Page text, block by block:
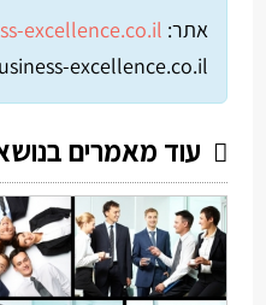
אתר: excellence.co.il
excellence.co.il
עוד מאמרים